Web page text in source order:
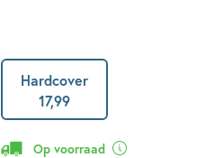
Hardcover
17,99
Op voorraad